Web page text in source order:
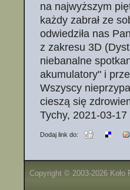
na najwyższym
każdy zabrał ze
odwiedziła nas
z zakresu 3D
niebanalne
akumulatory" i
Wszyscy
cieszą się
Tychy, 2021-03-17
Dodaj link do:
Copyright © 2003-2026